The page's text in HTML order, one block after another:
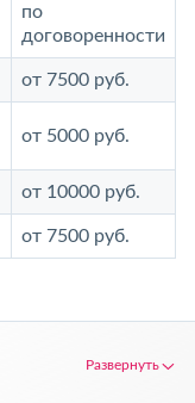
по
договоренности
от 7500 руб.
от 5000 руб.
от 10000 руб.
от 7500 руб.
Развернуть